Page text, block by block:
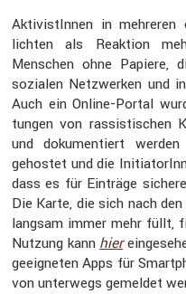
Aktivis­tInnen in mehreren
lichten als Reaktion
Menschen ohne Papiere,
sozialen Netzwerken und
Auch ein Online-Portal
tungen von rassis­ti­schen
und dokumen­tiert
gehostet und die
dass es für Einträge
Die Karte, die sich nach
langsam immer mehr füllt,
Nutzung kann hier
geeig­neten Apps für
von unter­wegs gemeldet